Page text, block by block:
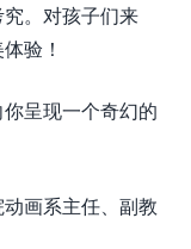
。对孩子们来
验！
呈现一个奇幻的
画系主任、副教